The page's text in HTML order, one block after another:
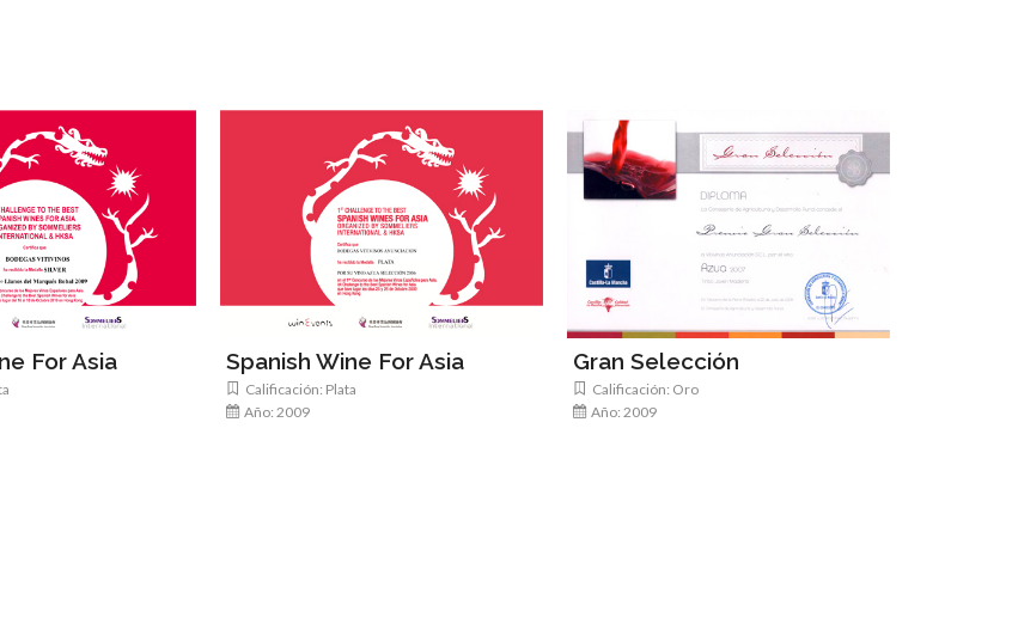
For Asia Spanish Wine For Asia
Calificación: Plata
Año: 2009
Gran Selección
Calificación: Oro
Año: 2009